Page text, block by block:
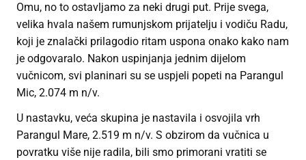
Omu, no to ostavljamo za neki drugi put. Prije svega,
velika hvala našem rumunjskom prijatelju i vodiču Radu,
koji je znalački prilagodio ritam uspona onako kako nam
je odgovaralo. Nakon uspinjanja jednim dijelom
vučnicom, svi planinari su se uspjeli popeti na Parangul
Mic, 2.074 m n/v.
U nastavku, veća skupina je nastavila i osvojila vrh
Parangul Mare, 2.519 m n/v. S obzirom da vučnica u
povratku više nije radila, bili smo primorani vratiti se